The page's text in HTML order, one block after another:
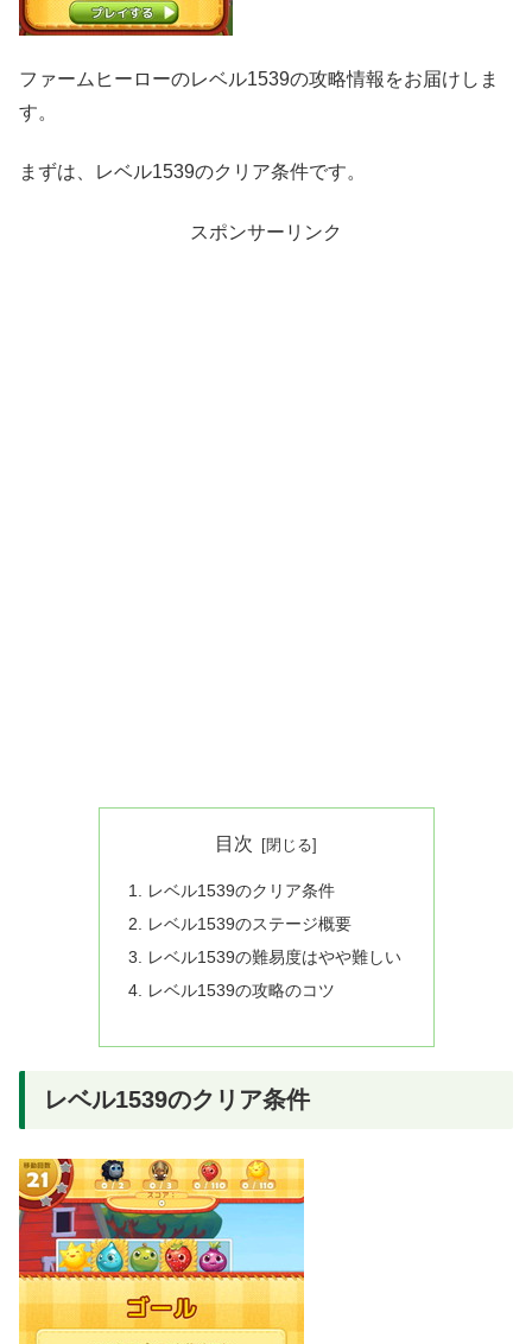
ファームヒーローのレベル1539の攻略情報をお届けしま
す。
まずは、レベル1539のクリア条件です。
スポンサーリンク
目次
レベル1539のクリア条件
レベル1539のステージ概要
レベル1539の難易度はやや難しい
レベル1539の攻略のコツ
レベル1539のクリア条件